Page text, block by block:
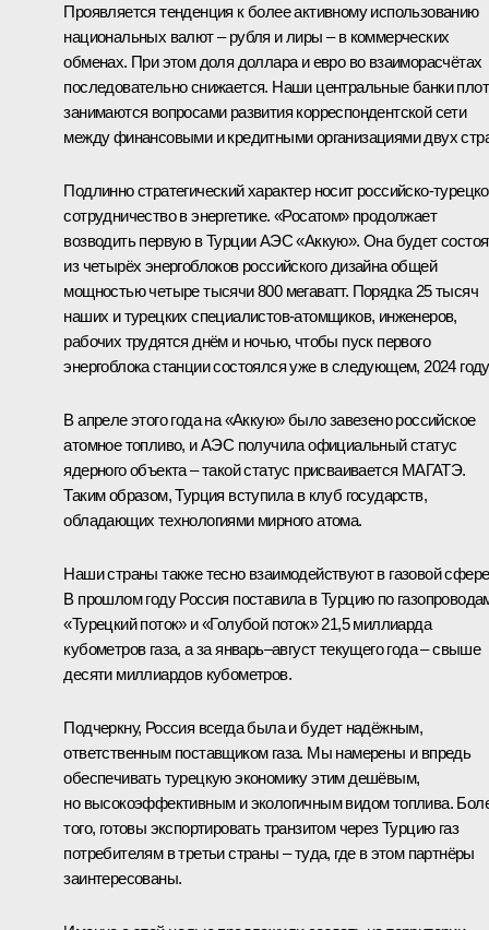
Проявляется тенденция к более активному использованию
национальных валют – рубля и лиры – в коммерческих
обменах. При этом доля доллара и евро во взаиморасчётах
последовательно снижается. Наши центральные банки
занимаются вопросами развития корреспондентской сети
между финансовыми и кредитными организациями двух
Подлинно стратегический характер носит российско-
сотрудничество в энергетике. «Росатом» продолжает
возводить первую в Турции АЭС «Аккую». Она будет
из четырёх энергоблоков российского дизайна общей
мощностью четыре тысячи 800 мегаватт. Порядка 25 тысяч
наших и турецких специалистов-атомщиков, инженеров,
рабочих трудятся днём и ночью, чтобы пуск первого
энергоблока станции состоялся уже в следующем, 2024
В апреле этого года на «Аккую» было завезено российское
атомное топливо, и АЭС получила официальный статус
ядерного объекта – такой статус присваивается МАГАТЭ.
Таким образом, Турция вступила в клуб государств,
обладающих технологиями мирного атома.
Наши страны также тесно взаимодействуют в газовой
В прошлом году Россия поставила в Турцию по
«Турецкий поток» и «Голубой поток» 21,5 миллиарда
кубометров газа, а за январь–август текущего года – свыше
десяти миллиардов кубометров.
Подчеркну, Россия всегда была и будет надёжным,
ответственным поставщиком газа. Мы намерены и впредь
обеспечивать турецкую экономику этим дешёвым,
но высокоэффективным и экологичным видом топлива.
того, готовы экспортировать транзитом через Турцию газ
потребителям в третьи страны – туда, где в этом партнёры
заинтересованы.